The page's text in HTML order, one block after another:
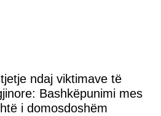
ndaj viktimave të
Bashkëpunimi mes
i domosdoshëm